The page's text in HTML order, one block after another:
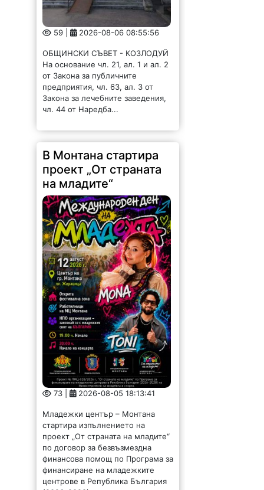
59 | 2026-08-06 08:55:56
ОБЩИНСКИ СЪВЕТ - КОЗЛОДУЙ
На основание чл. 21, ал. 1 и ал. 2
от Закона за публичните
предприятия, чл. 63, ал. 3 от
Закона за лечебните заведения,
чл. 44 от Наредба...
В Монтана стартира
проект „От страната
на младите“
73 | 2026-08-05 18:13:41
Младежки център – Монтана
стартира изпълнението на
проект „От страната на младите“
по договор за безвъзмездна
финансова помощ по Програма за
финансиране на младежките
центрове в Република България